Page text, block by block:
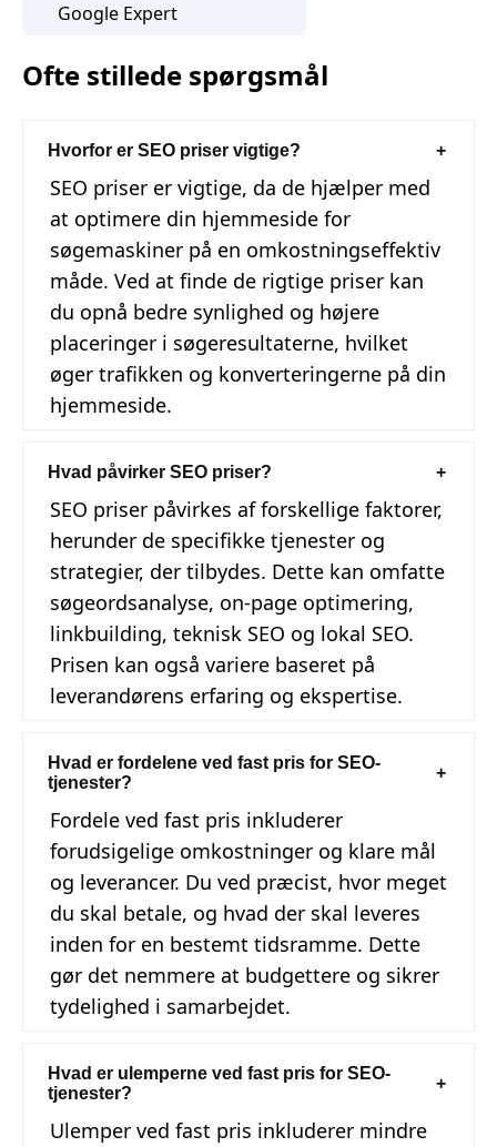
Google Expert
Ofte stillede spørgsmål
Hvorfor er SEO priser vigtige?
SEO priser er vigtige, da de hjælper med
at optimere din hjemmeside for
søgemaskiner på en omkostningseffektiv
måde. Ved at finde de rigtige priser kan
du opnå bedre synlighed og højere
placeringer i søgeresultaterne, hvilket
øger trafikken og konverteringerne på din
hjemmeside.
Hvad påvirker SEO priser?
SEO priser påvirkes af forskellige faktorer,
herunder de specifikke tjenester og
strategier, der tilbydes. Dette kan omfatte
søgeordsanalyse, on-page optimering,
linkbuilding, teknisk SEO og lokal SEO.
Prisen kan også variere baseret på
leverandørens erfaring og ekspertise.
Hvad er fordelene ved fast pris for SEO-
tjenester?
Fordele ved fast pris inkluderer
forudsigelige omkostninger og klare mål
og leverancer. Du ved præcist, hvor meget
du skal betale, og hvad der skal leveres
inden for en bestemt tidsramme. Dette
gør det nemmere at budgettere og sikrer
tydelighed i samarbejdet.
Hvad er ulemperne ved fast pris for SEO-
tjenester?
Ulemper ved fast pris inkluderer mindre